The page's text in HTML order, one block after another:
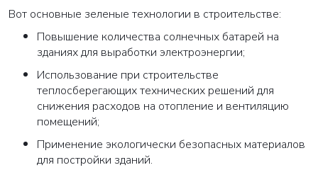
Вот основные зеленые технологии в строительстве:
Повышение количества солнечных батарей на
зданиях для выработки электроэнергии;
Использование при строительстве
теплосберегающих технических решений для
снижения расходов на отопление и вентиляцию
помещений;
Применение экологически безопасных материалов
для постройки зданий.